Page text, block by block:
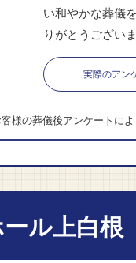
い和やかな葬儀
りがとうございま
実際のアン
ル上白根